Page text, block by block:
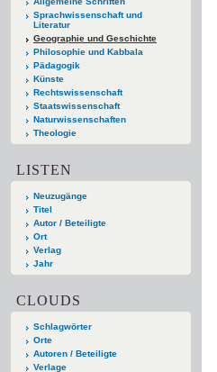
Sprachwissenschaft und
Literatur
Geographie und Geschichte
Philosophie und Kabbala
Pädagogik
Künste
Rechtswissenschaft
Staatswissenschaft
Naturwissenschaften
Theologie
LISTEN
Neuzugänge
Titel
Autor / Beteiligte
Ort
Verlag
Jahr
CLOUDS
Schlagwörter
Orte
Autoren / Beteiligte
Verlage